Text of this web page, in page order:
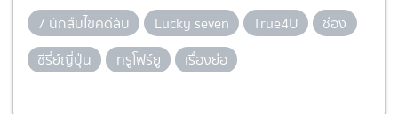
7 นักสืบไขคดีลับ Lucky seven True4U
ช่อง
ซีรี่ย์ญี่ปุ่น
ทรูโฟร์ยู เรื่องย่อ